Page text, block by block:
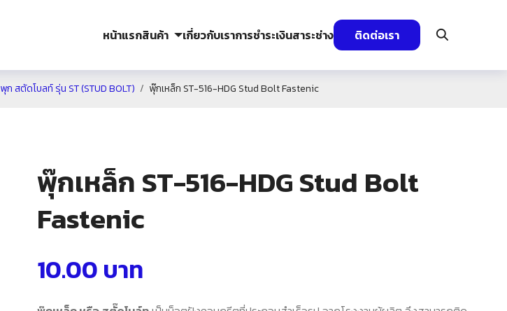
หน้าแรกสินค้า เกี่ยวกับเราการชำระเงินสาระช่าง ติดต่อเรา
พุก สตัดโบลท์ รุ่น ST (STUD BOLT) พุ๊กเหล็ก ST-516-HDG Stud Bolt Fastenic
พุ๊กเหล็ก ST-516-HDG Stud Bolt
Fastenic
10.00 บาท